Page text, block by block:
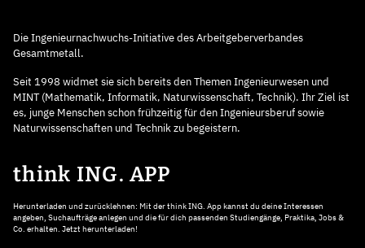
Die Ingenieurnachwuchs-Initiative des Arbeitgeberverbandes
Gesamtmetall.
Seit 1998 widmet sie sich bereits den Themen Ingenieurwesen und
MINT (Mathematik, Informatik, Naturwissenschaft, Technik). Ihr Ziel ist
es, junge Menschen schon frühzeitig für den Ingenieursberuf sowie
Naturwissenschaften und Technik zu begeistern.
think ING. APP
Herunterladen und zurücklehnen: Mit der think ING. App kannst du deine Interessen
angeben, Suchaufträge anlegen und die für dich passenden Studiengänge, Praktika, Jobs &
Co. erhalten. Jetzt herunterladen!